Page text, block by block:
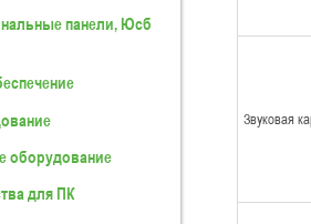
панели, Юсб
оборудование
для ПК
Звуковая